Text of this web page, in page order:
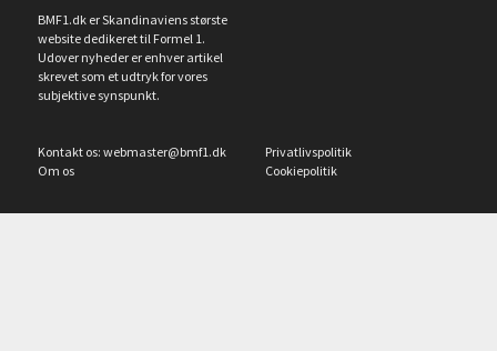
BMF1.dk er Skandinaviens største
website dedikeret til Formel 1.
Udover nyheder er enhver artikel
skrevet som et udtryk for vores
subjektive synspunkt.
Kontakt os: webmaster@bmf1.dk
Om os
Privatlivspolitik
Cookiepolitik